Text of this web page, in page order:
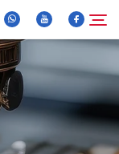
Suche